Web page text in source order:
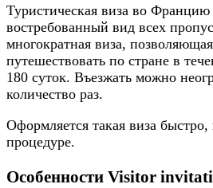
Туристическая виза во Францию
востребованный вид всех
многократная виза,
путешествовать по стране в
180 суток. Въезжать можно
количество раз.
Оформляется такая виза
процедуре.
Особенности Visitor